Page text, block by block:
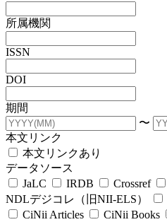
所属機関
ISSN
DOI
期間
〜
本文リンク
本文リンクあり
データソース
JaLC
IRDB Crossref
NDLデジコレ（旧NII-ELS）
CiNii Articles
CiNii Books